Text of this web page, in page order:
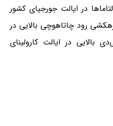
در ایالت جورجیای کشور
رود چاتاهوچی بالایی در
بالایی در ایالت کارولینای